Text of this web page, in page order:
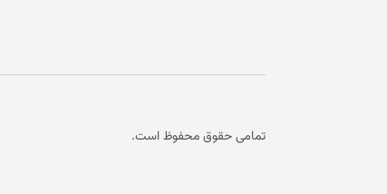
تمامی حقوق محفوظ است.